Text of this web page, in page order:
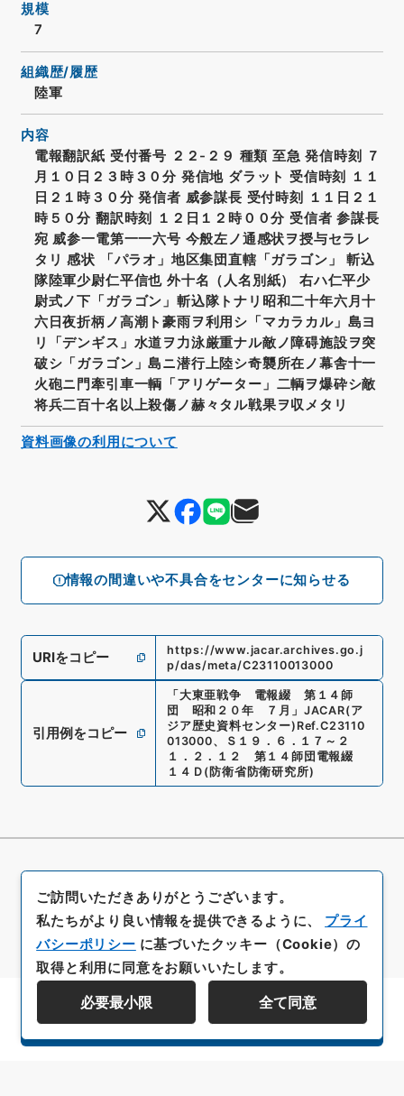
情報の間違いや不具合をセンターに知らせる
規模
7
組織歴/履歴
陸軍
内容
電報翻訳紙 受付番号 ２２-２９ 種類 至急 発信時刻 ７
月１０日２３時３０分 発信地 ダラット 受信時刻 １１
日２１時３０分 発信者 威参謀長 受付時刻 １１日２１
時５０分 翻訳時刻 １２日１２時００分 受信者 参謀長
宛 威参一電第一一六号 今般左ノ通感状ヲ授与セラレ
タリ 感状 「パラオ」地区集団直轄「ガラゴン」 斬込
隊陸軍少尉仁平信也 外十名（人名別紙） 右ハ仁平少
尉式ノ下「ガラゴン」斬込隊トナリ昭和二十年六月十
六日夜折柄ノ高潮ト豪雨ヲ利用シ「マカラカル」島ヨ
リ「デンギス」水道ヲ力泳厳重ナル敵ノ障碍施設ヲ突
破シ「ガラゴン」島ニ潜行上陸シ奇襲所在ノ幕舎十一
火砲ニ門牽引車一輌「アリゲーター」二輌ヲ爆砕シ敵
将兵二百十名以上殺傷ノ赫々タル戦果ヲ収メタリ
URIをコピー
https://www.jacar.archives.go.j
p/das/meta/C23110013000
引用例をコピー
「 大東亜戦争 電報綴 第１４師
団 昭和２０年 ７月 」 JACAR(ア
ジア歴史資料センター) Ref.C23110
013000、
Ｓ１９．６．１７～２
１．２．１２ 第１４師団電報綴
１４Ｄ ( 防衛省防衛研究所)
資料画像の利用について
資料群階層を表示する
ご訪問いただきありがとうございます。
私たちがより良い情報を提供できるように、 プライ
バシーポリシー に基づいたクッキー（Cookie）の
取得と利用に同意をお願いいたします。
必要最小限 全て同意